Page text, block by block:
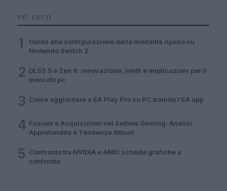
PIÙ LETTI
1
Guida alla configurazione della modalità riposo su
Nintendo Switch 2
2 DLSS 5 e Zen 6: innovazione, limiti e implicazioni per il
mercato pc
3 Come aggiornare a EA Play Pro su PC tramite l’EA app
4 Fusioni e Acquisizioni nel Settore Gaming: Analisi
Approfondita e Tendenze Attuali
5 Confronto tra NVIDIA e AMD: schede grafiche a
confronto